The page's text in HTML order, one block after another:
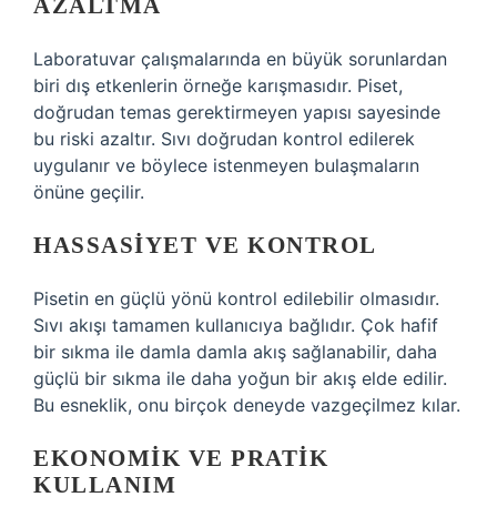
AZALTMA
Laboratuvar çalışmalarında en büyük sorunlardan
biri dış etkenlerin örneğe karışmasıdır. Piset,
doğrudan temas gerektirmeyen yapısı sayesinde
bu riski azaltır. Sıvı doğrudan kontrol edilerek
uygulanır ve böylece istenmeyen bulaşmaların
önüne geçilir.
HASSASIYET VE KONTROL
Pisetin en güçlü yönü kontrol edilebilir olmasıdır.
Sıvı akışı tamamen kullanıcıya bağlıdır. Çok hafif
bir sıkma ile damla damla akış sağlanabilir, daha
güçlü bir sıkma ile daha yoğun bir akış elde edilir.
Bu esneklik, onu birçok deneyde vazgeçilmez kılar.
EKONOMIK VE PRATIK
KULLANIM